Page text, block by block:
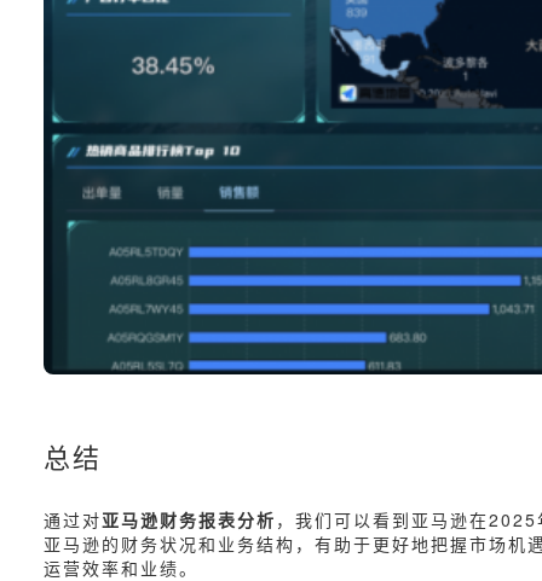
总结
通过对亚马逊财务报表分析 ，我们可以看到亚马逊在
亚马逊的财务状况和业务结构，有助于更好地把握市场
运营效率和业绩。